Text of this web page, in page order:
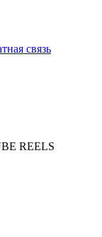
связь
REELS